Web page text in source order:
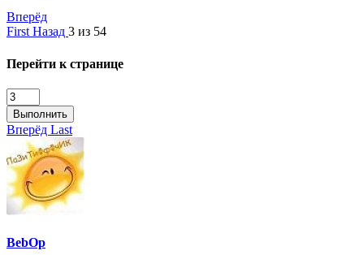
Вперёд
First Назад 3 из 54
Перейти к странице
Выполнить
Вперёд Last
BebOp